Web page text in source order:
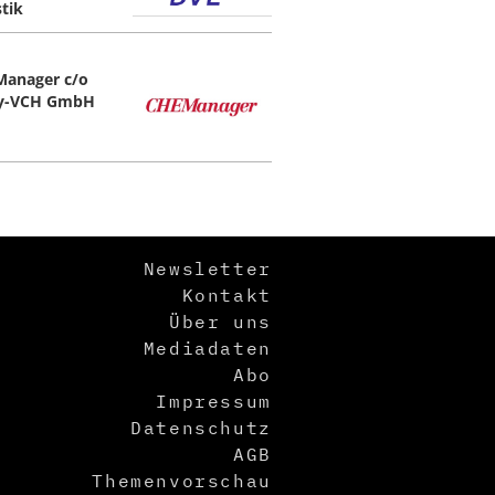
c/o
VCH GmbH
Newsletter
Kontakt
Über uns
Mediadaten
Abo
Impressum
Datenschutz
AGB
Themenvorschau